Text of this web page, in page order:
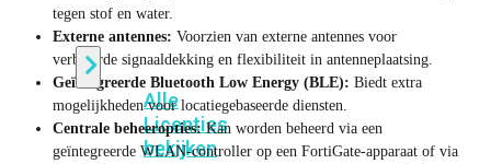
Licentie
Alle
Licenties
bekijken
tegen stof en water.
Externe antennes: Voorzien van externe antennes voor
verbeterde signaaldekking en flexibiliteit in antenneplaatsing.
Geïntegreerde Bluetooth Low Energy (BLE): Biedt extra
mogelijkheden voor locatiegebaseerde diensten.
Centrale beheeropties:Kan worden beheerd via een
geïntegreerde WLAN-controller op een FortiGate-apparaat of via